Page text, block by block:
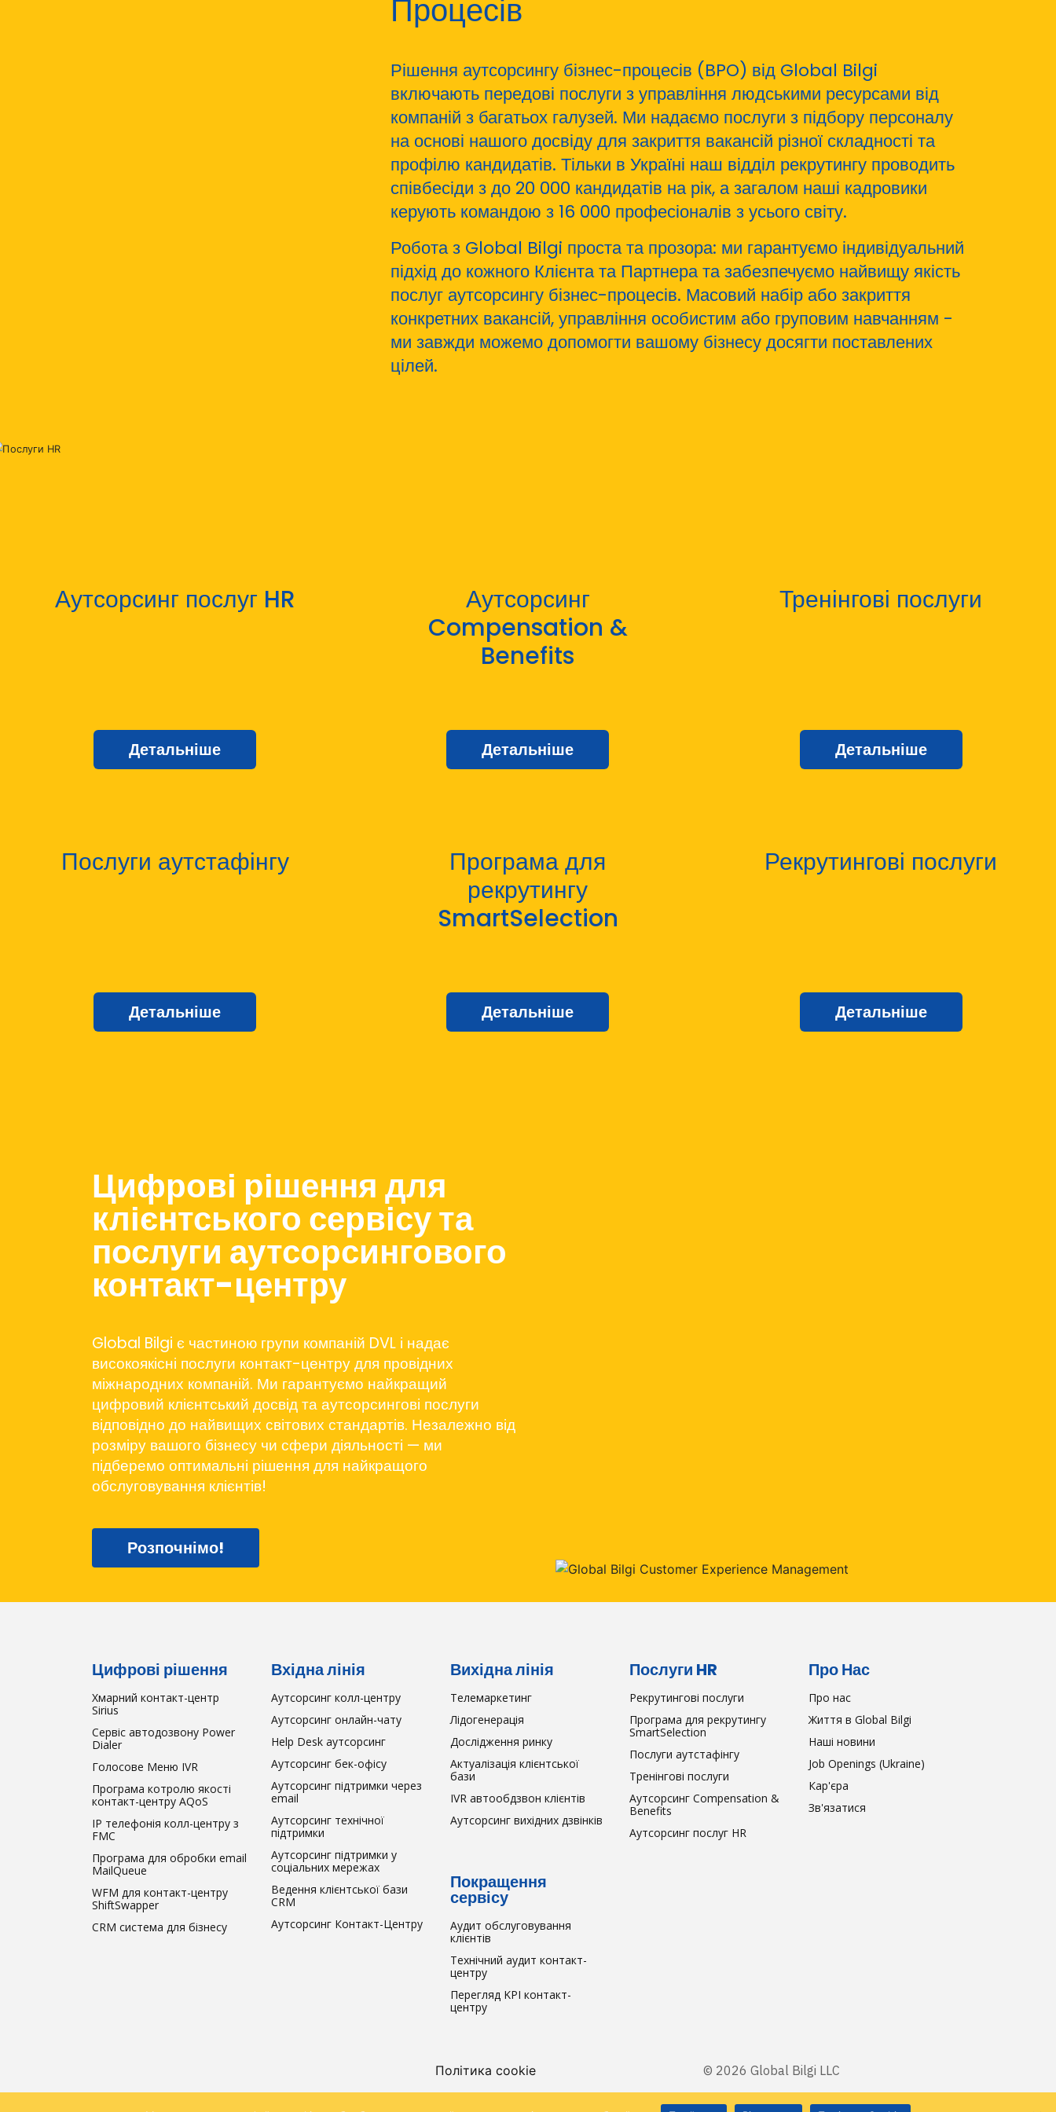
Процесів
Рішення аутсорсингу бізнес-процесів (BPO) від Global Bilgi
включають передові послуги з управління людськими ресурсами від
компаній з багатьох галузей. Ми надаємо послуги з підбору персоналу
на основі нашого досвіду для закриття вакансій різної складності та
профілю кандидатів. Тільки в Україні наш відділ рекрутингу проводить
співбесіди з до 20 000 кандидатів на рік, а загалом наші кадровики
керують командою з 16 000 професіоналів з усього світу.
Робота з Global Bilgi проста та прозора: ми гарантуємо індивідуальний
підхід до кожного Клієнта та Партнера та забезпечуємо найвищу якість
послуг аутсорсингу бізнес-процесів. Масовий набір або закриття
конкретних вакансій, управління особистим або груповим навчанням -
ми завжди можемо допомогти вашому бізнесу досягти поставлених
цілей.
Аутсорсинг послуг HR
Детальніше
Аутсорсинг
Compensation &
Benefits
Детальніше
Тренінгові послуги
Детальніше
Послуги аутстафінгу
Детальніше
Програма для
рекрутингу
SmartSelection
Детальніше
Рекрутингові послуги
Детальніше
Цифрові рішення для
клієнтського сервісу та
послуги аутсорсингового
контакт-центру
Global Bilgi є частиною групи компаній DVL і надає
високоякісні послуги контакт-центру для провідних
міжнародних компаній. Ми гарантуємо найкращий
цифровий клієнтський досвід та аутсорсингові послуги
відповідно до найвищих світових стандартів. Незалежно від
розміру вашого бізнесу чи сфери діяльності — ми
підберемо оптимальні рішення для найкращого
обслуговування клієнтів!
Розпочнімо!
Цифрові рішення
Хмарний контакт-центр
Sirius
Сервіс автодозвону Power
Dialer
Голосове Меню IVR
Програма котролю якості
контакт-центру AQoS
IP телефонія колл-центру з
FMC
Програма для обробки email
MailQueue
WFM для контакт-центру
ShiftSwapper
CRM система для бізнесу
Вхідна лінія
Аутсорсинг колл-центру
Аутсорсинг онлайн-чату
Help Desk аутсорсинг
Аутсорсинг бек-офісу
Аутсорсинг підтримки через
email
Аутсорсинг технічної
підтримки
Аутсорсинг підтримки у
соціальних мережах
Ведення клієнтської бази
CRM
Аутсорсинг Контакт-Центру
Вихідна лінія
Телемаркетинг
Лідогенерація
Дослідження ринку
Актуалізація клієнтської
бази
IVR автообдзвон клієнтів
Аутсорсинг вихідних дзвінків
Покращення
сервісу
Аудит обслуговування
клієнтів
Технічний аудит контакт-
центру
Перегляд KPI контакт-
центру
Послуги HR
Рекрутингові послуги
Програма для рекрутингу
SmartSelection
Послуги аутстафінгу
Тренінгові послуги
Аутсорсинг Compensation &
Benefits
Аутсорсинг послуг HR
Про Нас
Про нас
Життя в Global Bilgi
Наші новини
Job Openings (Ukraine)
Кар'єра
Зв'язатися
Політика cookie © 2026 Global Bilgi LLC